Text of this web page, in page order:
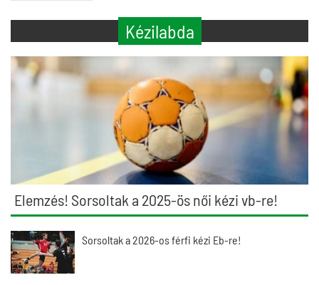
Kézilabda
Elemzés! Sorsoltak a 2025-ös női kézi vb-re!
Sorsoltak a 2026-os férfi kézi Eb-re!